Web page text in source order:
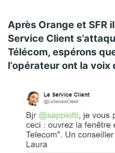
Après Orange et SFR
Service Client
Télécom, espérons
l’opérateur ont la voix